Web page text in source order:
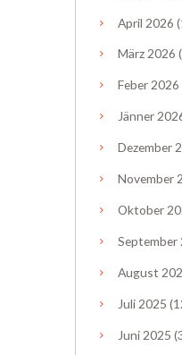
April 2026
März2026
Feber 2026
Jänner
Dezember
November
Oktober
September
August
Juli 2025
Juni 2025